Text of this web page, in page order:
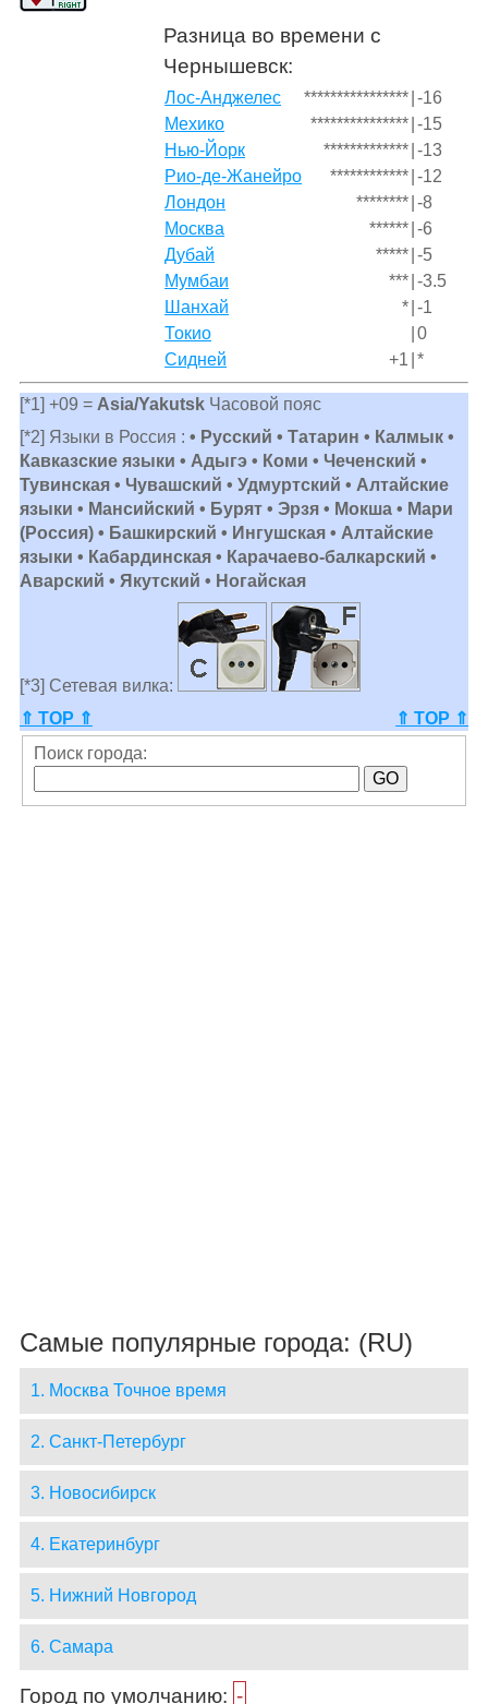
Разница во времени с
Чернышевск:
Лос-Анджелес **************** -16
Мехико
*************** -15
Нью-Йорк
************* -13
Рио-де-Жанейро
************ -12
Лондон
******** -8
Москва
****** -6
Дубай
***** -5
Мумбаи
*** -3.5
Шанхай
* -1
Токио
0
Сидней
+1 *
[*1] +09 = Asia/YakutskЧасовой пояс
[*2] Языки в Россия : • Русский • Татарин • Калмык •
Кавказские языки • Адыгэ • Коми • Чеченский •
Тувинская • Чувашский • Удмуртский • Алтайские
языки • Мансийский • Бурят • Эрзя • Мокша • Мари
(Россия) • Башкирский • Ингушская • Алтайские
языки • Кабардинская • Карачаево-балкарский •
Аварский • Якутский • Ногайская
[*3] Сетевая вилка:
⇑ TOP ⇑
⇑ TOP ⇑
Поиск города:
Самые популярные города: (RU)
1. Москва Точное время
2. Санкт-Петербург
3. Новосибирск
4. Екатеринбург
5. Нижний Новгород
6. Самара
Город по умолчанию: -